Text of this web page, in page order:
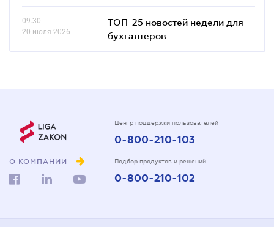
09.30
20 июля 2026
ТОП-25 новостей недели для
бухгалтеров
О КОМПАНИИ
Центр поддержки пользователей
0-800-210-103
Подбор продуктов и решений
0-800-210-102